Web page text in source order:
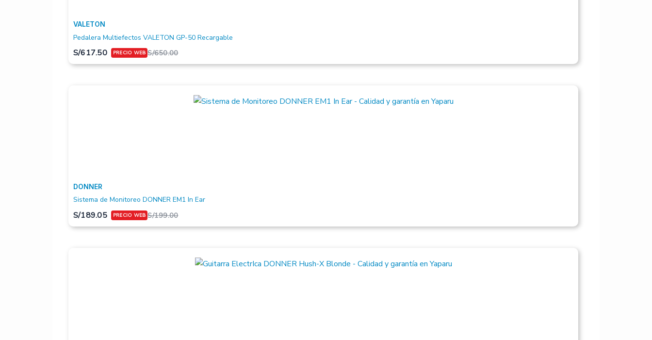
VALETON
Pedalera Multiefectos VALETON GP-50 Recargable
S/650.00
S/617.50
DONNER
Sistema de Monitoreo DONNER EM1 In Ear
S/199.00
S/189.05